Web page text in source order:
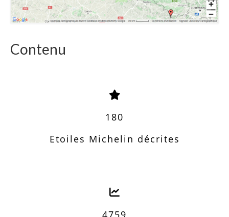
Contenu
180
Etoiles Michelin décrites